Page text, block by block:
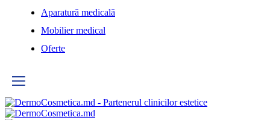
Aparatură medicală
Mobilier medical
Oferte